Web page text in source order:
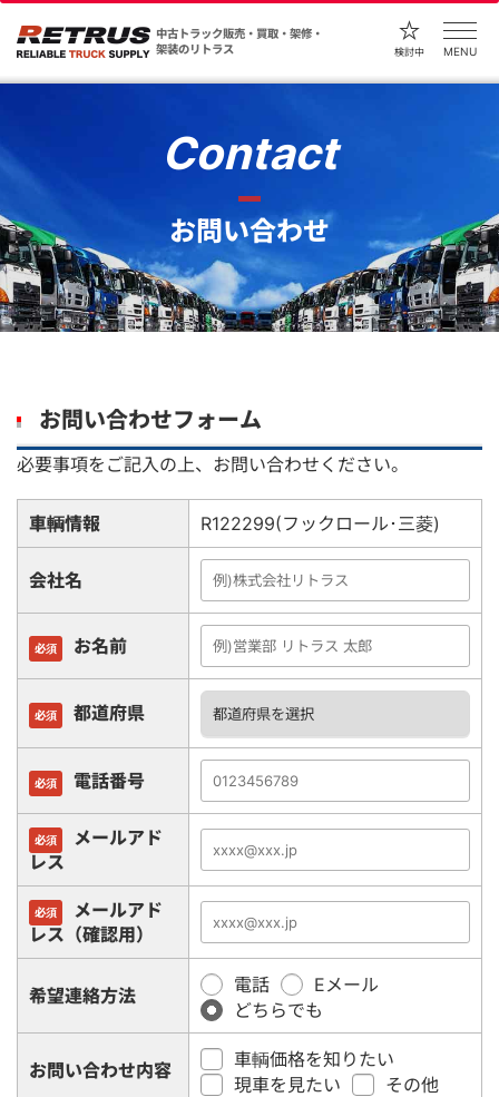
中古トラック販売・買取・架修・
架装のリトラス
検討中 MENU
Contact
お問い合わせ
お問い合わせフォーム
必要事項をご記入の上、お問い合わせください。
車輌情報 R122299(フックロール･三菱)
会社名
必須 お名前
必須 都道府県
必須 電話番号
必須
メールアド
レス
必須
メールアド
レス（確認用）
希望連絡方法
電話
Eメール
どちらでも
お問い合わせ内容
車輌価格を知りたい
現車を見たい
その他